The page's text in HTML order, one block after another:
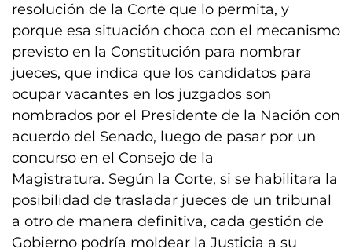
resolución de la Corte que lo permita, y
porque esa situación choca con el mecanismo
previsto en la Constitución para nombrar
jueces, que indica que los candidatos para
ocupar vacantes en los juzgados son
nombrados por el Presidente de la Nación con
acuerdo del Senado, luego de pasar por un
concurso en el Consejo de la
Magistratura. Según la Corte, si se habilitara la
posibilidad de trasladar jueces de un tribunal
a otro de manera definitiva, cada gestión de
Gobierno podría moldear la Justicia a su